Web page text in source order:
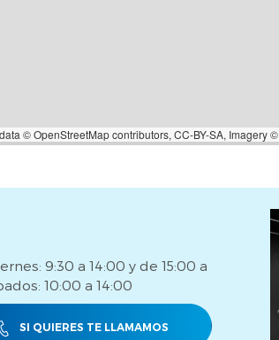
©OpenStreetMapcontributors, CC-BY-SA, Imagery ©
9:30 a 14:00 y de 15:00 a
10:00 a 14:00
SI QUIERES TE LLAMAMOS